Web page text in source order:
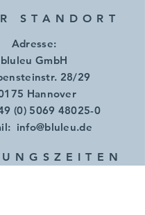
STANDORT
Adresse:
bluleu GmbH
28/29
Hannover
(0) 5069 48025-0
info@bluleu.de
N